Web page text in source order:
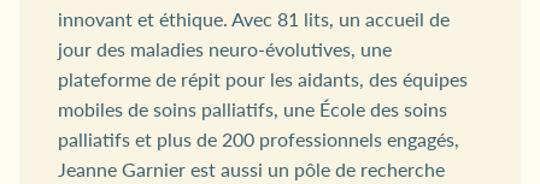
innovant et éthique. Avec 81 lits, un accueil de
jour des maladies neuro-évolutives, une
plateforme de répit pour les aidants, des équipes
mobiles de soins palliatifs, une École des soins
palliatifs et plus de 200 professionnels engagés,
Jeanne Garnier est aussi un pôle de recherche